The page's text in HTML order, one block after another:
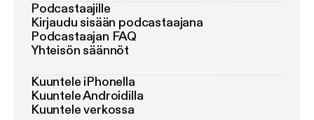
Podcastaajille
Kirjaudu sisään podcastaajana
Podcastaajan FAQ
Yhteisön säännöt
Kuuntele iPhonella
Kuuntele Androidilla
Kuuntele verkossa